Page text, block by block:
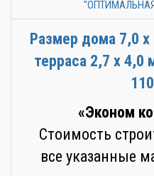
Размер дома 7,0
терраса 2,7 х
«Эконом
Стоимость
все указанные